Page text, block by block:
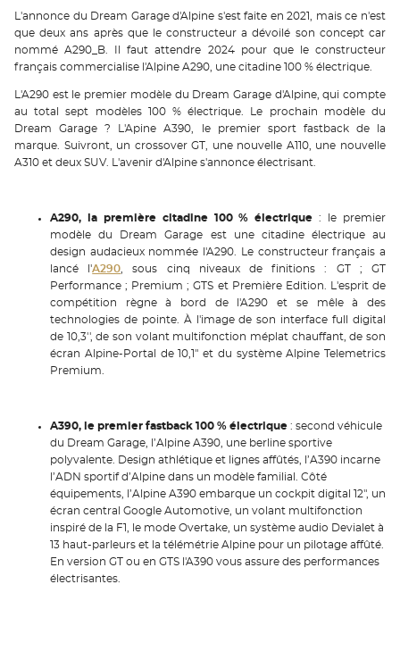
L'annonce du Dream Garage d'Alpine s'est faite en 2021, mais ce n'est
que deux ans après que le constructeur a dévoilé son concept car
nommé A290_B. Il faut attendre 2024 pour que le constructeur
français commercialise l'Alpine A290, une citadine 100 % électrique.
L'A290 est le premier modèle du Dream Garage d'Alpine, qui compte
au total sept modèles 100 % électrique. Le prochain modèle du
Dream Garage ? L'Apine A390, le premier sport fastback de la
marque. Suivront, un crossover GT, une nouvelle A110, une nouvelle
A310 et deux SUV. L'avenir d'Alpine s'annonce électrisant.
A290, la première citadine 100 % électrique : le premier
modèle du Dream Garage est une citadine électrique au
design audacieux nommée l'A290. Le constructeur français a
lancé l'A290 , sous cinq niveaux de finitions : GT ; GT
Performance ; Premium ; GTS et Première Edition. L'esprit de
compétition règne à bord de l'A290 et se mêle à des
technologies de pointe. À l'image de son interface full digital
de 10,3'', de son volant multifonction méplat chauffant, de son
écran Alpine-Portal de 10,1" et du système Alpine Telemetrics
Premium.
A390, le premier fastback 100 % électrique : second véhicule
du Dream Garage, l’Alpine A390, une berline sportive
polyvalente. Design athlétique et lignes affûtés, l’A390 incarne
l’ADN sportif d’Alpine dans un modèle familial. Côté
équipements, l’Alpine A390 embarque un cockpit digital 12", un
écran central Google Automotive, un volant multifonction
inspiré de la F1, le mode Overtake, un système audio Devialet à
13 haut-parleurs et la télémétrie Alpine pour un pilotage affûté.
En version GT ou en GTS l'A390 vous assure des performances
électrisantes.